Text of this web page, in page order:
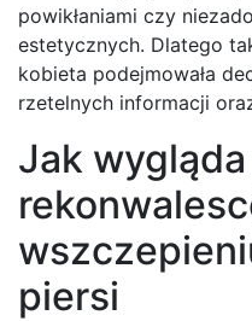
powikłaniami czy
estetycznych. Dlatego
kobieta podejmowała
rzetelnych informacji
Jak
piersi